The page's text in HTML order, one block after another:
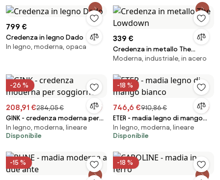
799 €
Credenza in legno Dado
In legno, moderna, opaca
339 €
Credenza in metallo The
Lowdown
Moderna, industriale, in acero
-26 %
208,91 €284,05 €
GINK - credenza moderna per
soggiorno
In legno, moderna, lineare
Disponibile
-18 %
746,6 €910,86 €
ETER - madia legno di mango
bianco
In legno, moderna, lineare
Disponibile
-15 % -18 %